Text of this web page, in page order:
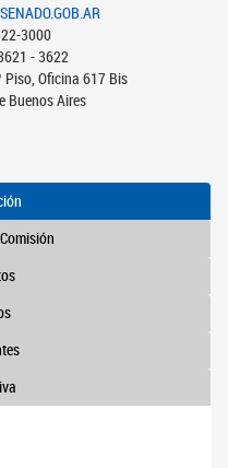
3000
- 3622
Oficina 617 Bis
Buenos Aires